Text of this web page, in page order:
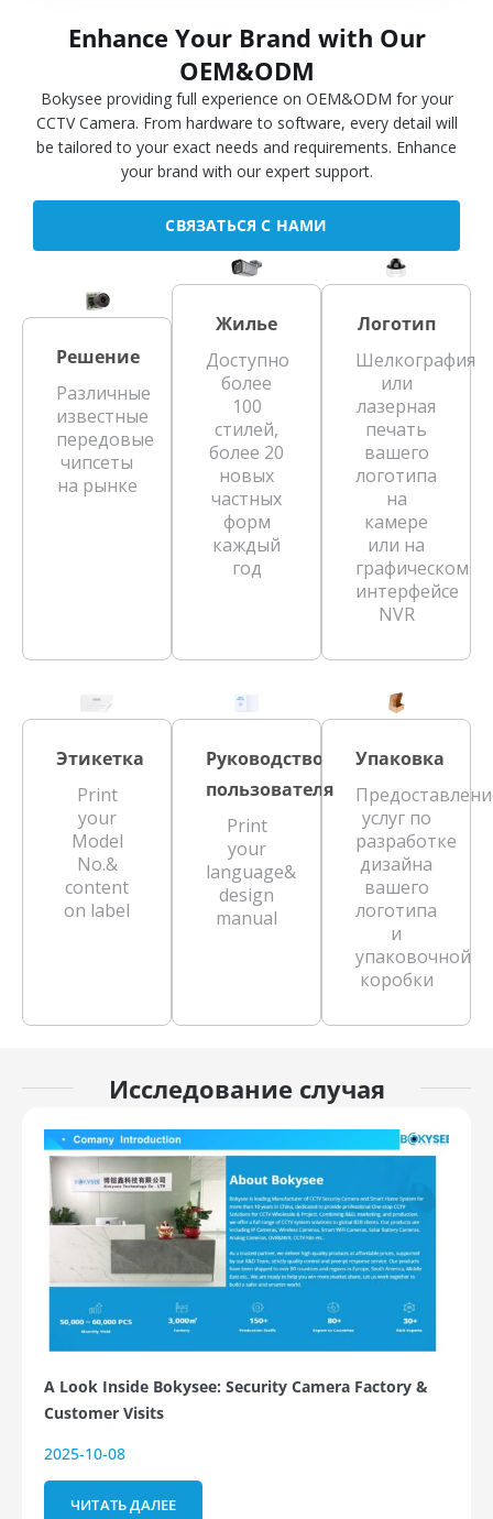
Enhance Your Brand with Our
OEM&ODM
Bokysee providing full experience on OEM&ODM for your
CCTV Camera. From hardware to software, every detail will
be tailored to your exact needs and requirements. Enhance
your brand with our expert support.
СВЯЗАТЬСЯ С НАМИ
Решение
Различные
известные
передовые
чипсеты
на рынке
Жилье
Доступно
более
100
стилей,
более 20
новых
частных
форм
каждый
год
Логотип
Шелкография
или
лазерная
печать
вашего
логотипа
на
камере
или на
графическом
интерфейсе
NVR
Этикетка
Print
your
Model
No.&
content
on label
Руководство
пользователя
Print
your
language&
design
manual
Упаковка
услуг по
разработке
дизайна
вашего
логотипа
и
упаковочной
коробки
Исследование случая
A Look Inside Bokysee: Security Camera Factory &
Customer Visits
2025-10-08
ЧИТАТЬ ДАЛЕЕ